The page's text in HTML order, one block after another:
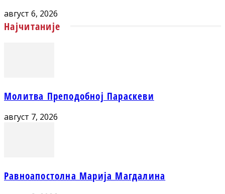
август 6, 2026
Најчитаније
Молитва Преподобној Параскеви
август 7, 2026
Равноапостолна Марија Магдалина